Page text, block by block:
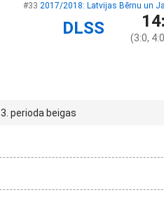
#33 2017/2018: Latvijas Bērnu un
DLSS (3:0,
perioda beigas